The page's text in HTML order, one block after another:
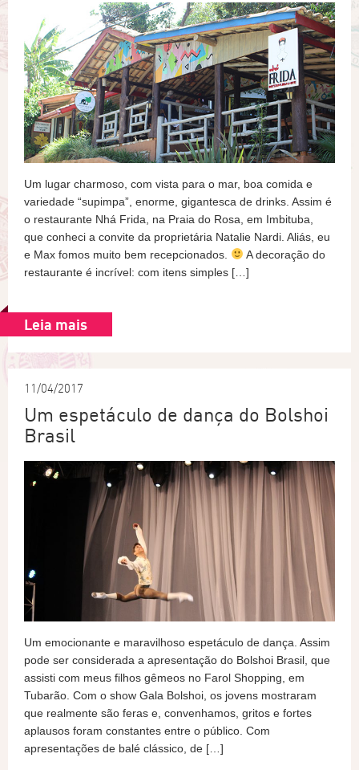
Um lugar charmoso, com vista para o mar, boa comida e
variedade “supimpa”, enorme, gigantesca de drinks. Assim é
o restaurante Nhá Frida, na Praia do Rosa, em Imbituba,
que conheci a convite da proprietária Natalie Nardi. Aliás, eu
e Max fomos muito bem recepcionados.
A decoração do
restaurante é incrível: com itens simples […]
Leia mais
11/04/2017
Um espetáculo de dança do Bolshoi
Brasil
Um emocionante e maravilhoso espetáculo de dança. Assim
pode ser considerada a apresentação do Bolshoi Brasil, que
assisti com meus filhos gêmeos no Farol Shopping, em
Tubarão. Com o show Gala Bolshoi, os jovens mostraram
que realmente são feras e, convenhamos, gritos e fortes
aplausos foram constantes entre o público. Com
apresentações de balé clássico, de […]